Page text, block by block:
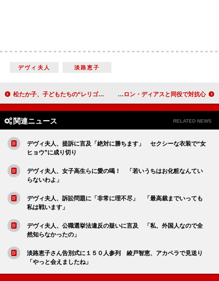
デヴィ夫人 淡路恵子
松たか子、子どもたちの“レリゴー”に「パワーもらった」 「テレビ未来遺産」で安住アナとタッグ 青木さやかが「アニー」でミュージカル初挑戦 キャメロン・ディアスと同役で対抗心
関連ニュース RELATED NEWS
デヴィ夫人、提訴に言及「絶対に勝ちます」 セクシーな衣装で“女
ヒョウ”に成り切り
デヴィ夫人、女子高生らに愛の喝！ 「若いうちはお化粧なんてい
らないわよ」
デヴィ夫人、訴訟問題に「非常に理不尽」 「最高裁までいっても
私は戦います」
デヴィ夫人、公職選挙法違反の疑いに言及 「私、外国人なので全
然知らなかったの」
淡路恵子さん告別式に１５０人参列 綾戸智恵、アカペラで見送り
「やっと会えましたね」